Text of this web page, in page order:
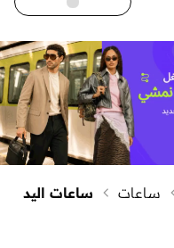
ساعات ساعات اليد